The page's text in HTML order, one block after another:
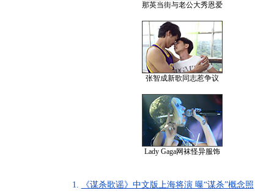
那英当街与老公大秀恩爱
张智成新歌同志惹争议
Lady Gaga网袜怪异服饰
1. 《谋杀歌谣》中文版上海将演 曝“谋杀”概念照